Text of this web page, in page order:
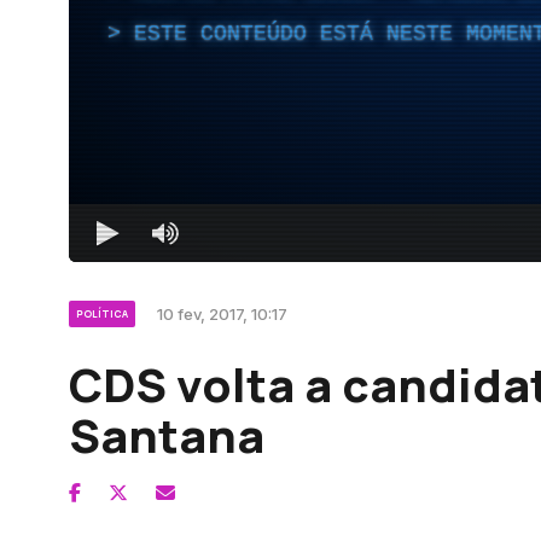
ESTE CONTEÚDO ESTÁ NESTE
POLÍTICA 10 fev, 2017, 10:17
CDS volta a
Santana